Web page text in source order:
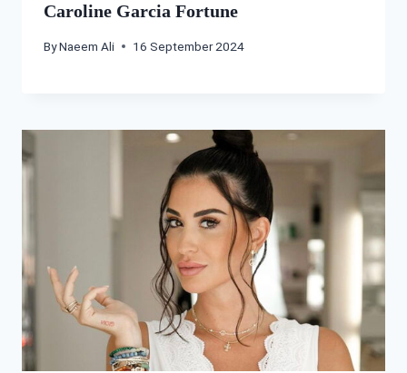
Caroline Garcia Fortune
ByNaeem Ali 16 September 2024